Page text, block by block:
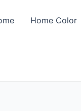
Home Color